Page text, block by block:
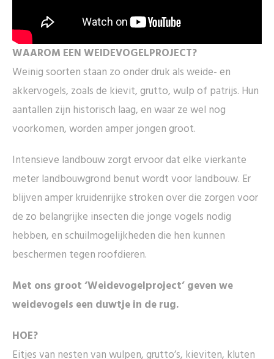
WAAROM EEN WEIDEVOGELPROJECT?
Weinig soorten staan zo onder druk als weide- en
akkervogels, zoals de kievit, grutto, wulp of patrijs. Hun
aantallen zijn historisch laag, en waar ze wel nog
voorkomen, worden amper jongen groot.
Intensieve landbouw zorgt ervoor dat elke vierkante
meter landbouwgrond benut wordt voor landbouw. Er
blijven amper kruidenrijke stroken over die zorgen voor
de zo belangrijke insecten die jonge vogels nodig
hebben, en schuilmogelijkheden die hen kunnen
beschermen tegen roofdieren.
Met ons groot ‘Weidevogelproject’ geven we
weidevogels een duwtje in de rug.
HOE?
Eitjes van nesten van wulpen, grutto’s, kieviten, kluten